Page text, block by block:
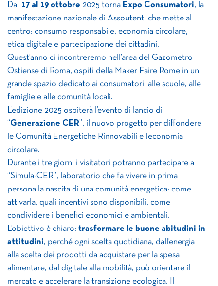
Dal 17 al 19 ottobre 2025 torna Expo Consumatori, la
manifestazione nazionale di Assoutenti che mette al
centro: consumo responsabile, economia circolare,
etica digitale e partecipazione dei cittadini.
Quest’anno ci incontreremo nell’area del Gazometro
Ostiense di Roma, ospiti della Maker Faire Rome in un
grande spazio dedicato ai consumatori, alle scuole, alle
famiglie e alle comunità locali.
L’edizione 2025 ospiterà l’evento di lancio di
“Generazione CER”, il nuovo progetto per diffondere
le Comunità Energetiche Rinnovabili e l’economia
circolare.
Durante i tre giorni i visitatori potranno partecipare a
“Simula-CER”, laboratorio che fa vivere in prima
persona la nascita di una comunità energetica: come
attivarla, quali incentivi sono disponibili, come
condividere i benefici economici e ambientali.
L’obiettivo è chiaro: trasformare le buone abitudini in
attitudini, perché ogni scelta quotidiana, dall’energia
alla scelta dei prodotti da acquistare per la spesa
alimentare, dal digitale alla mobilità, può orientare il
mercato e accelerare la transizione ecologica. Il